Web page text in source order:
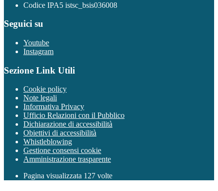
Codice IPA5 istsc_bsis036008
Seguici su
Youtube
Instagram
Sezione Link Utili
Cookie policy
Note legali
Informativa Privacy
Ufficio Relazioni con il Pubblico
Dichiarazione di accessibilità
Obiettivi di accessibilità
Whistleblowing
Gestione consensi cookie
Amministrazione trasparente
Pagina visualizzata 127 volte